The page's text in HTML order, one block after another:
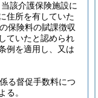
該介護保険施設に
住所を有していた
保険料の賦課徴収
ていたと認められ
例を適用し、又は
る督促手数料につ
る。